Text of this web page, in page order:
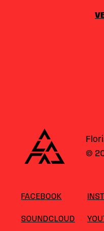
Alataj
©
FACEBOOK
SOUNDCLOUD